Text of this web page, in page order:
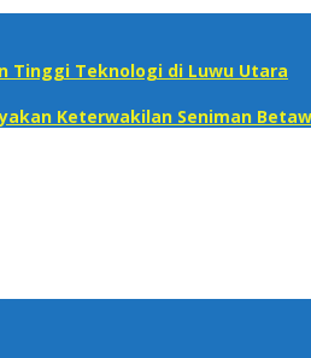
Tinggi Teknologi di Luwu Utara
Keterwakilan Seniman